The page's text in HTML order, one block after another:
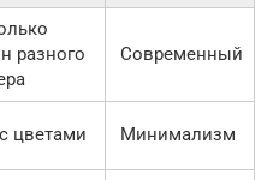
разного
Современный
цветами Минимализм